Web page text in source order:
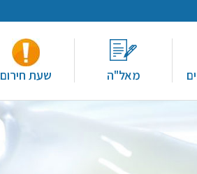
מאל"ה שעת חירום